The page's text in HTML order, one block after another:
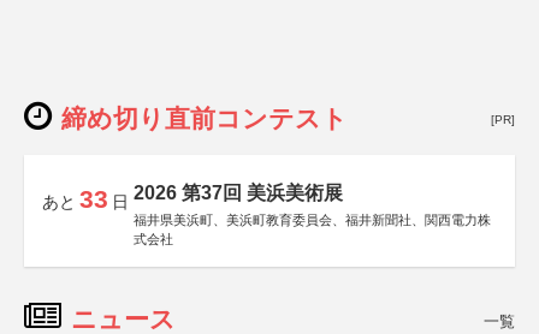
締め切り直前コンテスト [PR]
あと 33 日 2026 第37回 美浜美術展
福井県美浜町、美浜町教育委員会、福井新聞社、関西電力株
式会社
ニュース 一覧